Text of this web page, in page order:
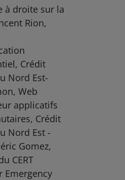
à droite sur la
Rion,
Crédit
Nord Est-
Web
applicatifs
Crédit
Nord Est -
Gomez,
CERT
Emergency